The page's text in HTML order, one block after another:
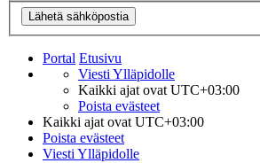
Portal Etusivu
Viesti Ylläpidolle
Kaikki ajat ovatUTC+03:00
Poista evästeet
Kaikki ajat ovatUTC+03:00
Poista evästeet
Viesti Ylläpidolle